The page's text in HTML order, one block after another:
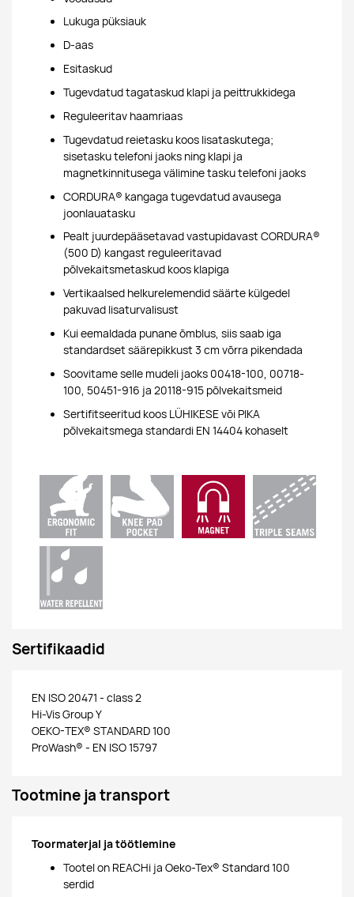
Lukuga püksiauk
D-aas
Esitaskud
Tugevdatud tagataskud klapi ja peittrukkidega
Reguleeritav haamriaas
Tugevdatud reietasku koos lisataskutega;
sisetasku telefoni jaoks ning klapi ja
magnetkinnitusega välimine tasku telefoni jaoks
CORDURA® kangaga tugevdatud avausega
joonlauatasku
Pealt juurdepääsetavad vastupidavast CORDURA®
(500 D) kangast reguleeritavad
põlvekaitsmetaskud koos klapiga
Vertikaalsed helkurelemendid säärte külgedel
pakuvad lisaturvalisust
Kui eemaldada punane õmblus, siis saab iga
standardset säärepikkust 3 cm võrra pikendada
Soovitame selle mudeli jaoks 00418-100, 00718-
100, 50451-916 ja 20118-915 põlvekaitsmeid
Sertifitseeritud koos LÜHIKESE või PIKA
põlvekaitsmega standardi EN 14404 kohaselt
Sertifikaadid
EN ISO 20471 - class 2
Hi-Vis Group Y
OEKO-TEX® STANDARD 100
ProWash® - EN ISO 15797
Tootmine ja transport
Toormaterjal ja töötlemine
Tootel on REACHi ja Oeko-Tex® Standard 100
serdid